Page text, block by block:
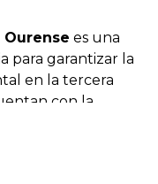
es una
para garantizar la
en la tercera
con la